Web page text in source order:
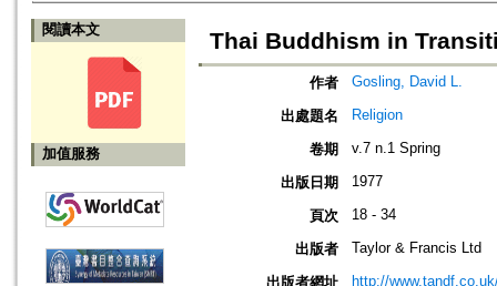
閱讀本文
加值服務
Thai Buddhism in
作者 Gosling, David L.
出處題名 Religion
卷期 v.7 n.1 Spring
出版日期 1977
頁次 18 - 34
出版者 Taylor & Francis Ltd
出版者網址 http://